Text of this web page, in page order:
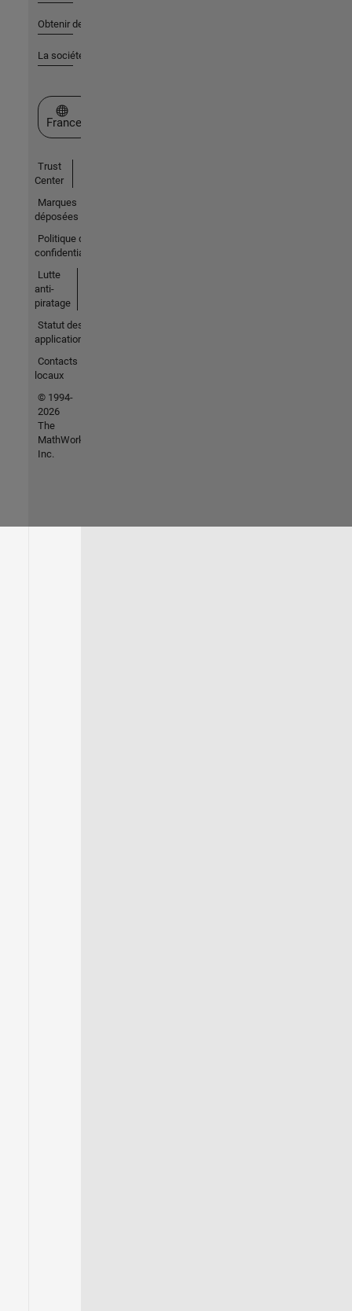
Obtenir de l'aide
La société
Sélectionner un site web
France
Trust
Center
Marques
déposées
Politique de
confidentialité
Lutte
anti-
piratage
Statut des
applications
Contacts
locaux
© 1994-
2026
The
MathWorks,
Inc.